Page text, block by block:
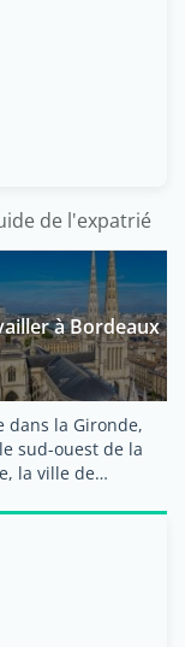
de l'expatrié
à Bordeaux
dans la Gironde,
sud-ouest de la
la ville de
...